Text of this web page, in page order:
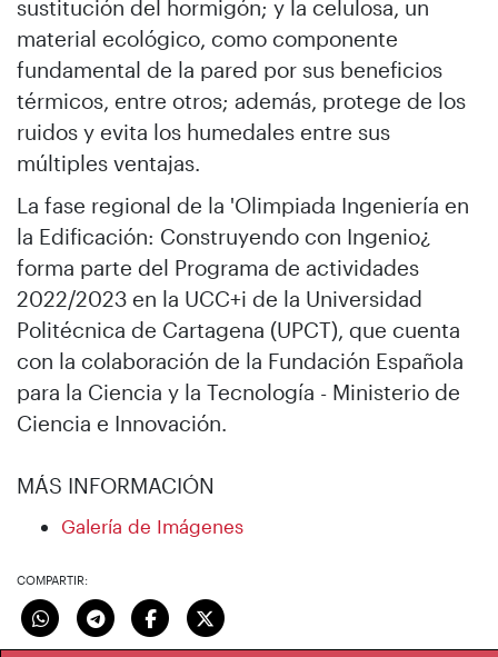
sustitución del hormigón; y la celulosa, un
material ecológico, como componente
fundamental de la pared por sus beneficios
térmicos, entre otros; además, protege de los
ruidos y evita los humedales entre sus
múltiples ventajas.
La fase regional de la 'Olimpiada Ingeniería en
la Edificación: Construyendo con Ingenio¿
forma parte del Programa de actividades
2022/2023 en la UCC+i de la Universidad
Politécnica de Cartagena (UPCT), que cuenta
con la colaboración de la Fundación Española
para la Ciencia y la Tecnología - Ministerio de
Ciencia e Innovación.
MÁS INFORMACIÓN
Galería de Imágenes
COMPARTIR: